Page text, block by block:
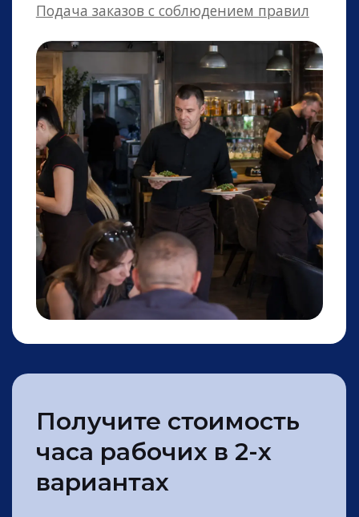
Запас к заявке +20%
Если исполнитель не подошёл вам
по любой причине, мы готовы
Готовы
в